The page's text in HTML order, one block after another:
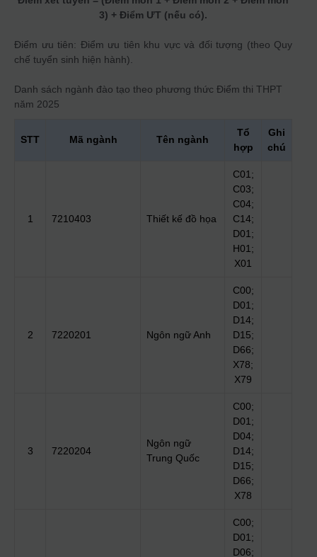
3) + Điểm ƯT (nếu có).
Điểm ưu tiên: Điểm ưu tiên khu vực và đối tượng (theo Quy
chế tuyển sinh hiện hành).
Danh sách ngành đào tạo theo phương thức Điểm thi THPT
năm 2025
STT Mã ngành Tên ngành
Tổ
hợp
Ghi
chú
1 7210403 Thiết kế đồ họa
C01;
C03;
C04;
C14;
D01;
H01;
X01
2 7220201 Ngôn ngữ Anh
C00;
D01;
D14;
D15;
D66;
X78;
X79
3 7220204
Ngôn ngữ
Trung Quốc
C00;
D01;
D04;
D14;
D15;
D66;
X78
C00;
D01;
D06;